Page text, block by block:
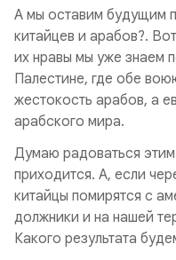
А мы оставим будущим
китайцев и арабов?.
их нравы мы уже знаем
Палестине, где обе
жестокость арабов, а
арабского мира.
Думаю радоваться
приходится. А, если
китайцы помирятся с
должники и на нашей
Какого результата